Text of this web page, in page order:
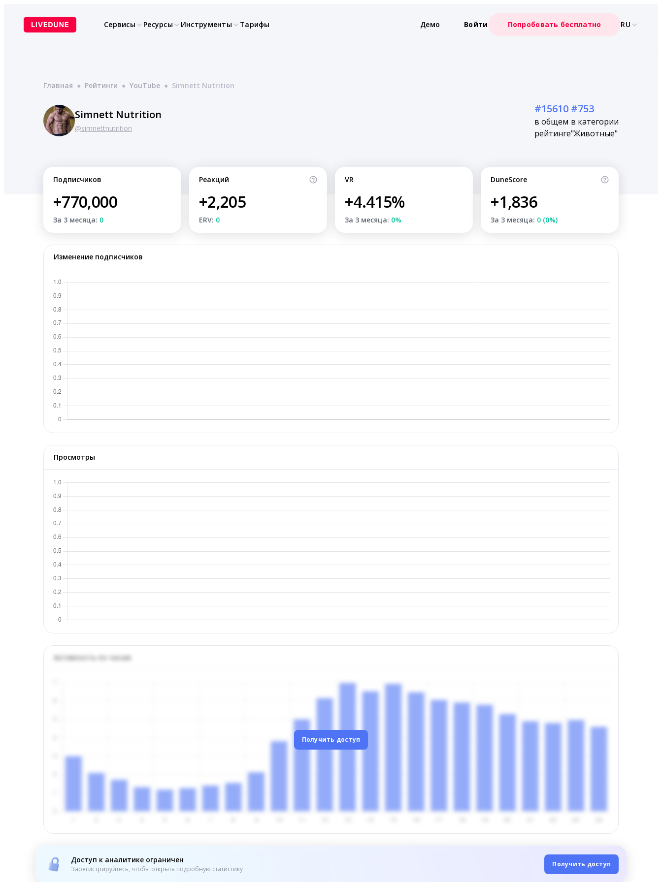
содержимому
Сервисы Ресурсы Инструменты Тарифы Демо Войти Попробовать бесплатно RU
Главная ● Рейтинги ● YouTube ● Simnett Nutrition
Simnett Nutrition
@simnettnutrition
#15610
в общем
рейтинге
#753
в категории
"Животные"
Подписчиков
+770,000
За 3 месяца: 0
Реакций
+2,205
ERV: 0
VR
+4.415%
За 3 месяца: 0%
DuneScore
+1,836
За 3 месяца: 0 (0%)
Изменение подписчиков
Просмотры
Активность по часам
Получить доступ
Доступ к аналитике ограничен
Зарегистрируйтесь, чтобы открыть подробную статистику
Получить доступ